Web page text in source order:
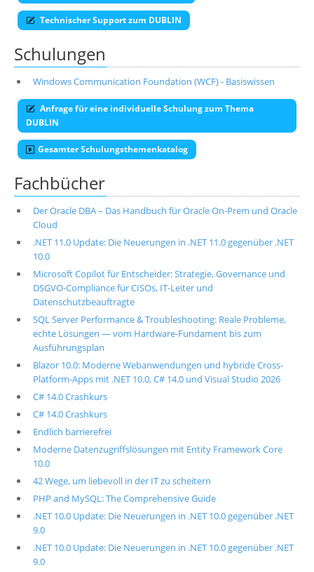
Technischer Support zum DUBLIN
Schulungen
Windows Communication Foundation (WCF) - Basiswissen
Anfrage für eine individuelle Schulung zum Thema
DUBLIN
Gesamter Schulungsthemenkatalog
Fachbücher
Der Oracle DBA – Das Handbuch für Oracle On-Prem und Oracle
Cloud
.NET 11.0 Update: Die Neuerungen in .NET 11.0 gegenüber .NET
10.0
Microsoft Copilot für Entscheider: Strategie, Governance und
DSGVO-Compliance für CISOs, IT-Leiter und
Datenschutzbeauftragte
SQL Server Performance & Troubleshooting: Reale Probleme,
echte Lösungen — vom Hardware-Fundament bis zum
Ausführungsplan
Blazor 10.0: Moderne Webanwendungen und hybride Cross-
Platform-Apps mit .NET 10.0, C# 14.0 und Visual Studio 2026
C# 14.0 Crashkurs
C# 14.0 Crashkurs
Endlich barrierefrei
Moderne Datenzugriffslösungen mit Entity Framework Core
10.0
42 Wege, um liebevoll in der IT zu scheitern
PHP and MySQL: The Comprehensive Guide
.NET 10.0 Update: Die Neuerungen in .NET 10.0 gegenüber .NET
9.0
.NET 10.0 Update: Die Neuerungen in .NET 10.0 gegenüber .NET
9.0